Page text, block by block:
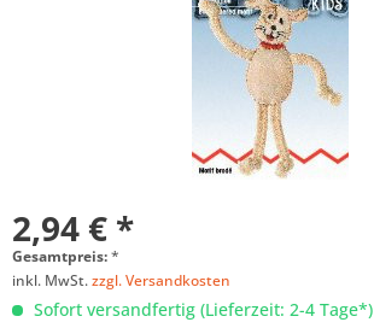
2,94 € *
Gesamtpreis:*
inkl. MwSt.zzgl. Versandkosten
Sofort versandfertig (Lieferzeit: 2-4 Tage*)